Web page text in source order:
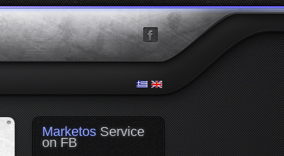
facebook
MarketosService
on FB